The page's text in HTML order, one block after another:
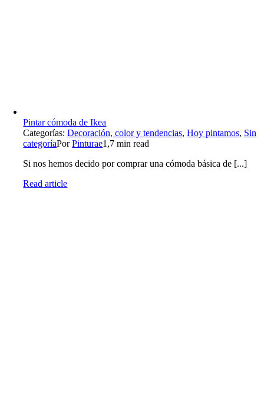
Pintar cómoda de Ikea
Categorías:Decoración, color y tendencias,Hoy pintamos, Sin
categoríaPorPinturae1,7 min read
Si nos hemos decido por comprar una cómoda básica de [...]
Read article